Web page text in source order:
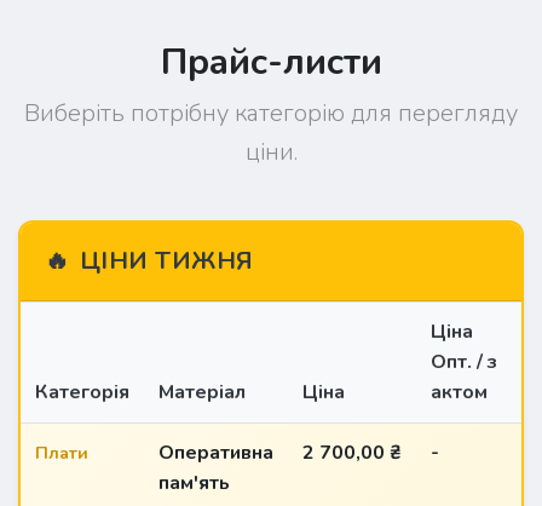
Прайс-листи
Виберіть потрібну категорію для перегляду
ціни.
🔥 ЦІНИ ТИЖНЯ
Категорія Матеріал Ціна
Ціна
Опт. / з
актом
Плати
Оперативна
пам'ять
2 700,00 ₴ -